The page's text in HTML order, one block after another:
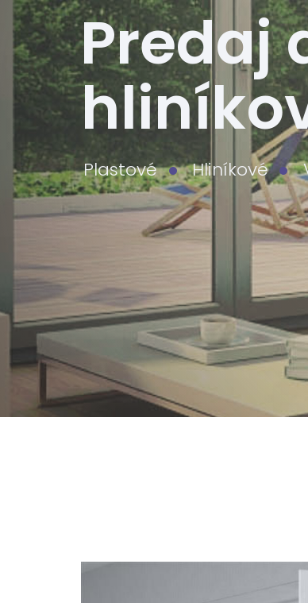
Predaj
Plastové Hliníkové